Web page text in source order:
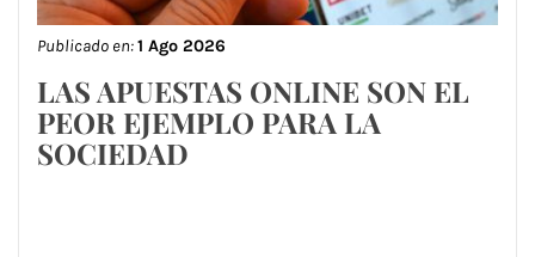
Publicado en:1 Ago 2026
LAS APUESTAS ONLINE SON EL
PEOR EJEMPLO PARA LA
SOCIEDAD